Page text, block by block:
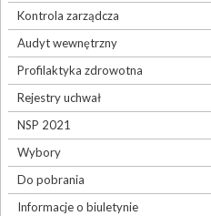
Kontrola zarządcza
Audyt wewnętrzny
Profilaktyka zdrowotna
Rejestry uchwał
NSP 2021
Wybory
Do pobrania
Informacje o biuletynie